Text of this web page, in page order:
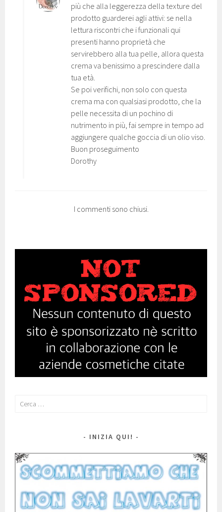
più che alla leggerezza della texture del
prodotto guarderei agli attivi: se nella
lettura riscontri che i funzionali qui
presenti hanno proprietà che
servirebbero alla tua pelle, allora questa
crema va benissimo a prescindere dalla
tua età.
Se poi verifichi, non solo con questa
crema ma con qualsiasi prodotto, che la
pelle necessita di un pochino di
nutrimento in più, fai sempre in tempo ad
aggiungere qualche goccia di un olio viso.
Buon proseguimento
Dorothy
I commenti sono chiusi.
Ricerca
INIZIA QUI!